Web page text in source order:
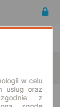
w celu
usług oraz
zgodnie z